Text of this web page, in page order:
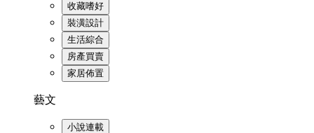
收藏嗜好
裝潢設計
生活綜合
房產買賣
家居佈置
藝文
小說連載